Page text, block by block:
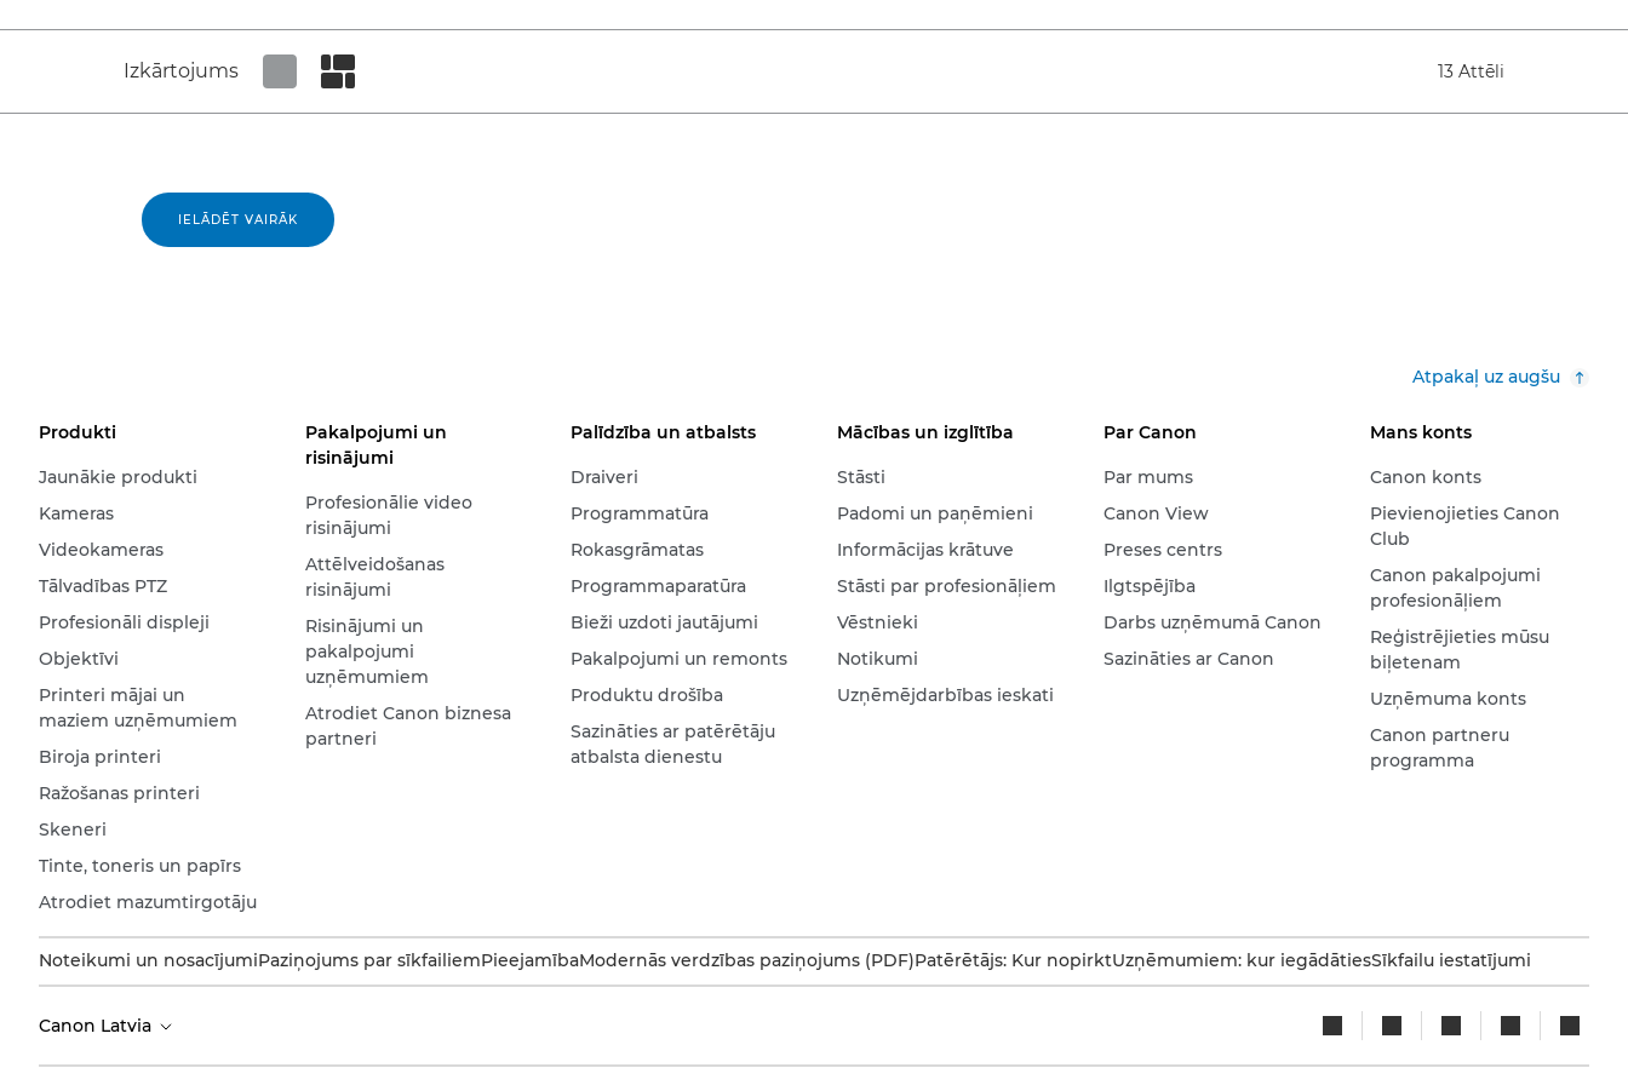
Izkārtojums 13 Attēli
IELĀDĒT VAIRĀK
Atpakaļ uz augšu
Produkti
Jaunākie produkti
Kameras
Videokameras
Tālvadības PTZ
Profesionāli displeji
Objektīvi
Printeri mājai un
maziem uzņēmumiem
Biroja printeri
Ražošanas printeri
Skeneri
Tinte, toneris un papīrs
Atrodiet mazumtirgotāju
Pakalpojumi un
risinājumi
Profesionālie video
risinājumi
Attēlveidošanas
risinājumi
Risinājumi un
pakalpojumi
uzņēmumiem
Atrodiet Canon biznesa
partneri
Palīdzība un atbalsts
Draiveri
Programmatūra
Rokasgrāmatas
Programmaparatūra
Bieži uzdoti jautājumi
Pakalpojumi un remonts
Produktu drošība
Sazināties ar patērētāju
atbalsta dienestu
Mācības un izglītība
Stāsti
Padomi un paņēmieni
Informācijas krātuve
Stāsti par profesionāļiem
Vēstnieki
Notikumi
Uzņēmējdarbības ieskati
Par Canon
Par mums
Canon View
Preses centrs
Ilgtspējība
Darbs uzņēmumā Canon
Sazināties ar Canon
Mans konts
Canon konts
Pievienojieties Canon
Club
Canon pakalpojumi
profesionāļiem
Reģistrējieties mūsu
biļetenam
Uzņēmuma konts
Canon partneru
programma
Noteikumi un nosacījumiPaziņojums par sīkfailiemPieejamībaModernās verdzības paziņojums (PDF)Patērētājs: Kur nopirktUzņēmumiem: kur iegādātiesSīkfailu iestatījumi
Canon Latvia